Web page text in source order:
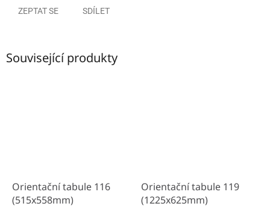
ZEPTAT SE SDÍLET
Související produkty
Orientační tabule 116
(515x558mm)
Orientační tabule 119
(1225x625mm)